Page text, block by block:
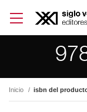
Inicio isbn del